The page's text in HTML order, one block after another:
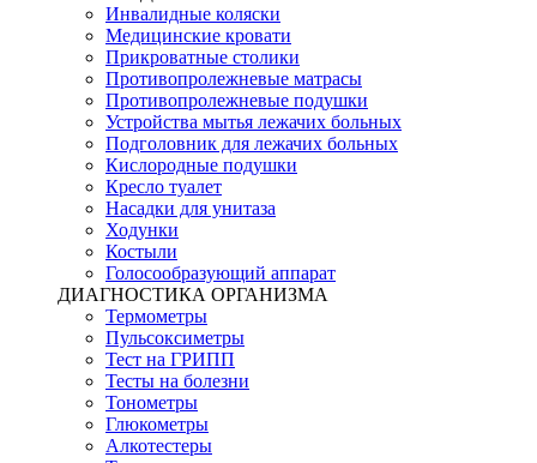
Инвалидные коляски
Медицинские кровати
Прикроватные столики
Противопролежневые матрасы
Противопролежневые подушки
Устройства мытья лежачих больных
Подголовник для лежачих больных
Кислородные подушки
Кресло туалет
Насадки для унитаза
Ходунки
Костыли
Голосообразующий аппарат
ДИАГНОСТИКА ОРГАНИЗМА
Термометры
Пульсоксиметры
Тест на ГРИПП
Тесты на болезни
Тонометры
Глюкометры
Алкотестеры